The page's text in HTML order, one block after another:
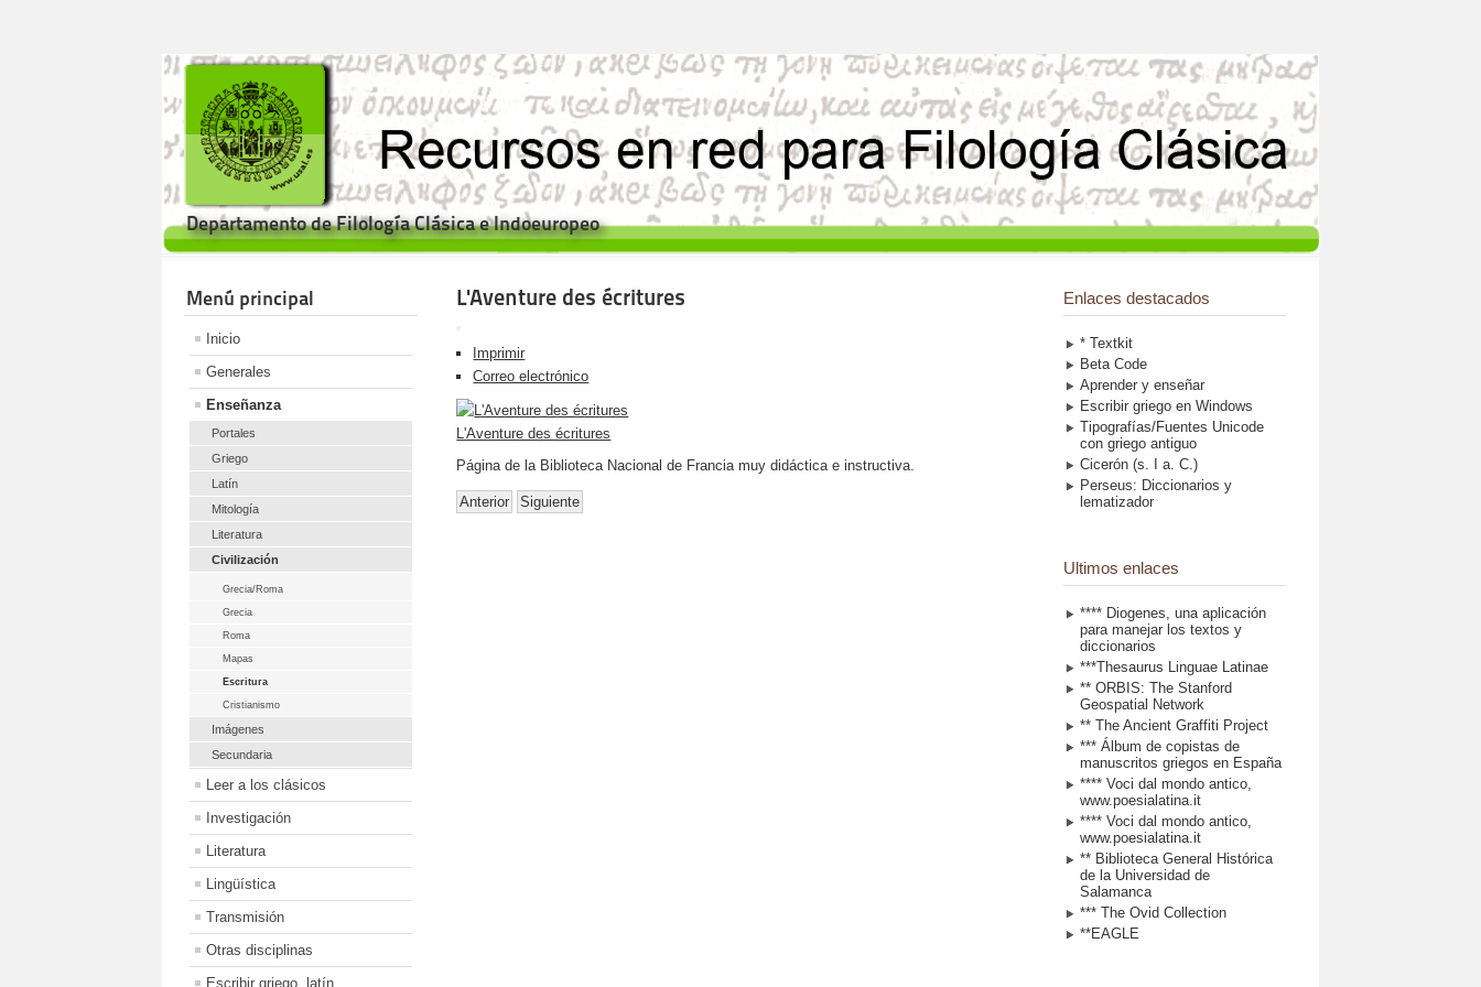
Departamento de Filología Clásica e Indoeuropeo
Menú principal
Inicio
Generales
Enseñanza
Portales
Griego
Latín
Mitología
Literatura
Civilización
Grecia/Roma
Grecia
Roma
Mapas
Escritura
Cristianismo
Imágenes
Secundaria
Leer a los clásicos
Investigación
Literatura
Lingüística
Transmisión
Otras disciplinas
Escribir griego, latín
L'Aventure des écritures
Imprimir
Correo electrónico
L'Aventure des écritures
Página de la Biblioteca Nacional de Francia muy didáctica e instructiva.
Anterior Siguiente
Enlaces destacados
* Textkit
Beta Code
Aprender y enseñar
Escribir griego en Windows
Tipografías/Fuentes Unicode
con griego antiguo
Cicerón (s. I a. C.)
Perseus: Diccionarios y
lematizador
Ultimos enlaces
**** Diogenes, una aplicación
para manejar los textos y
diccionarios
***Thesaurus Linguae Latinae
** ORBIS: The Stanford
Geospatial Network
** The Ancient Graffiti Project
*** Álbum de copistas de
manuscritos griegos en España
**** Voci dal mondo antico,
www.poesialatina.it
**** Voci dal mondo antico,
www.poesialatina.it
** Biblioteca General Histórica
de la Universidad de
Salamanca
*** The Ovid Collection
**EAGLE